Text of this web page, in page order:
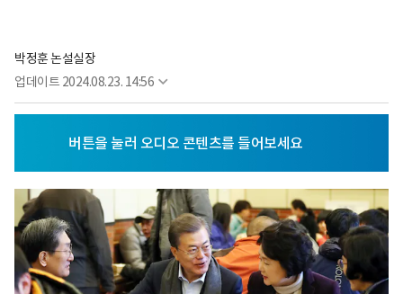
박정훈 논설실장
업데이트 2024.08.23. 14:56